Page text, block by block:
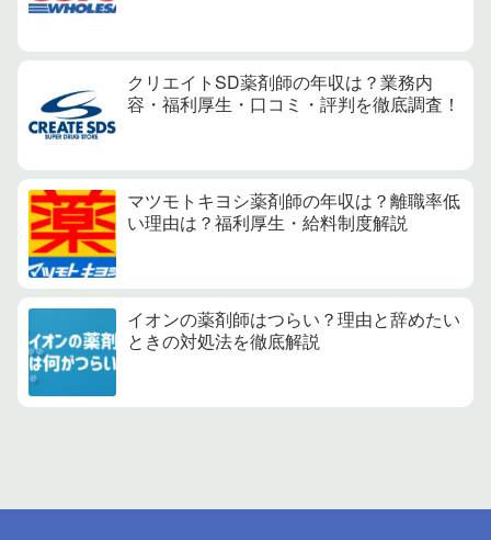
クリエイトSD薬剤師の年収は？業務内
容・福利厚生・口コミ・評判を徹底調査！
マツモトキヨシ薬剤師の年収は？離職率低
い理由は？福利厚生・給料制度解説
イオンの薬剤師はつらい？理由と辞めたい
ときの対処法を徹底解説